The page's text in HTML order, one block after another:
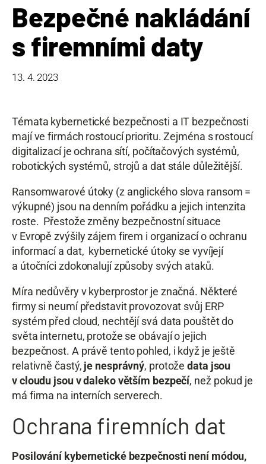
Bezpečné nakládání
s firemními daty
13. 4. 2023
Témata kybernetické bezpečnosti a IT bezpečnosti
mají ve firmách rostoucí prioritu. Zejména s rostoucí
digitalizací je ochrana sítí, počítačových systémů,
robotických systémů, strojů a dat stále důležitější.
Ransomwarové útoky (z anglického slova ransom =
výkupné) jsou na denním pořádku a jejich intenzita
roste. Přestože změny bezpečnostní situace
v Evropě zvýšily zájem firem i organizací o ochranu
informací a dat, kybernetické útoky se vyvíjejí
a útočníci zdokonalují způsoby svých ataků.
Míra nedůvěry v kyberprostor je značná. Některé
firmy si neumí představit provozovat svůj ERP
systém před cloud, nechtějí svá data pouštět do
světa internetu, protože se obávají o jejich
bezpečnost. A právě tento pohled, i když je ještě
relativně častý, je nesprávný, protožedata jsou
v cloudu jsou v daleko větším bezpečí, než pokud je
má firma na interních serverech.
Ochrana firemních dat
Posilování kybernetické bezpečnosti není módou,